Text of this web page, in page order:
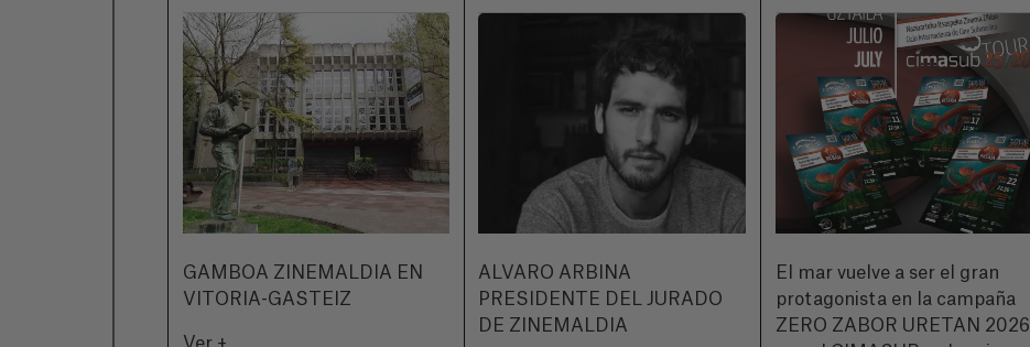
GAMBOA ZINEMALDIA EN
VITORIA-GASTEIZ
Ver +
ALVARO ARBINA
PRESIDENTE DEL JURADO
DE ZINEMALDIA
El mar vuelve a ser el gran
protagonista en la campaña
ZERO ZABOR URETAN 2026